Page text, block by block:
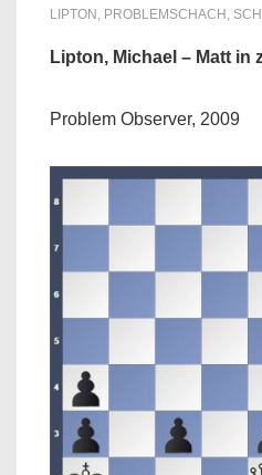
LIPTON , PROBLEMSCHACH ,
Lipton, Michael – Matt in
Problem Observer, 2009